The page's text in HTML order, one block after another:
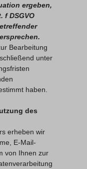
ergeben,
f DSGVO
Bearbeitung
unter
haben.
des
erheben wir
E-Mail-
von Ihnen zur